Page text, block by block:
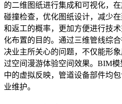
的二维图纸进行集成和可视化，
碰撞检查，优化图纸设计，减少
和返工的概率，更加方便进行技
化布置的目的。通过三维管线综
决业主所关心的问题，不仅能形
过空间漫游体验空间效果。BIM
中的虚拟反映，管道设备部件均
业维护。